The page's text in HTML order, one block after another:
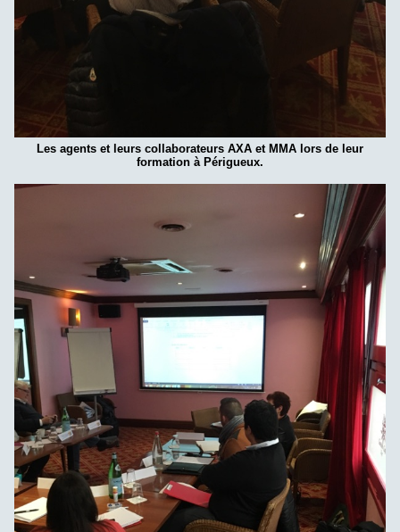
Les agents et leurs collaborateurs AXA et MMA lors de leur
formation à Périgueux.